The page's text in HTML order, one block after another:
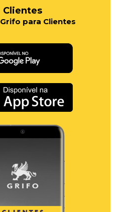
Clientes
Grifo para Clientes